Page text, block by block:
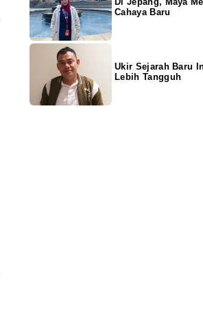
Cahaya Baru
Ukir Sejarah Baru
Lebih Tangguh